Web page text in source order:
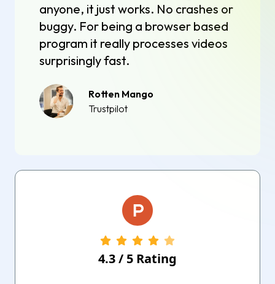
anyone, it just works. No crashes or
buggy. For being a browser based
program it really processes videos
surprisingly fast.
Rotten Mango
Trustpilot
4.3/ 5 Rating